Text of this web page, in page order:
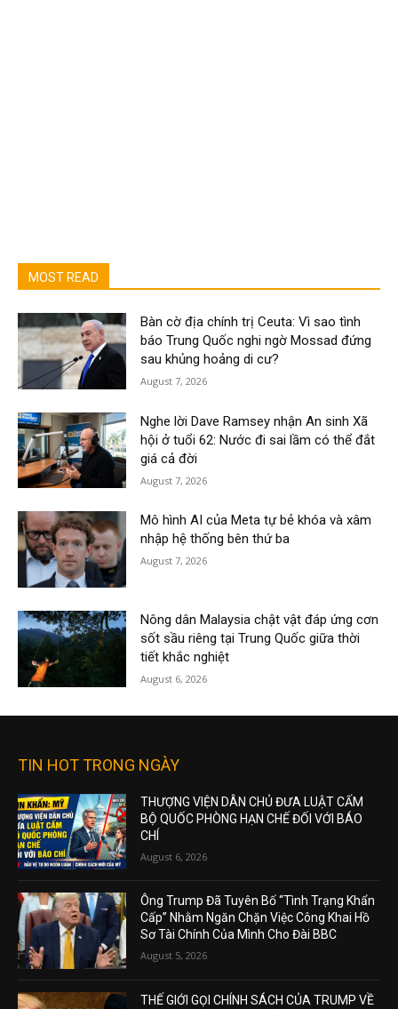
MOST READ
Bàn cờ địa chính trị Ceuta: Vì sao tình
báo Trung Quốc nghi ngờ Mossad đứng
sau khủng hoảng di cư?
August 7, 2026
Nghe lời Dave Ramsey nhận An sinh Xã
hội ở tuổi 62: Nước đi sai lầm có thể đắt
giá cả đời
August 7, 2026
Mô hình AI của Meta tự bẻ khóa và xâm
nhập hệ thống bên thứ ba
August 7, 2026
Nông dân Malaysia chật vật đáp ứng cơn
sốt sầu riêng tại Trung Quốc giữa thời
tiết khắc nghiệt
August 6, 2026
TIN HOT TRONG NGÀY
THƯỢNG VIỆN DÂN CHỦ ĐƯA LUẬT CẤM
BỘ QUỐC PHÒNG HẠN CHẾ ĐỐI VỚI BÁO
CHÍ
August 6, 2026
Ông Trump Đã Tuyên Bố “Tình Trạng Khẩn
Cấp” Nhằm Ngăn Chặn Việc Công Khai Hồ
Sơ Tài Chính Của Mình Cho Đài BBC
August 5, 2026
THẾ GIỚI GỌI CHÍNH SÁCH CỦA TRUMP VỀ